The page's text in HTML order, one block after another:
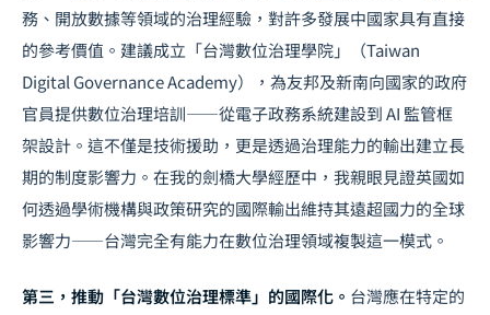
務、開放數據等領域的治理經驗，對許多發展中國家具有直接
的參考價值。建議成立「台灣數位治理學院」（Taiwan
Digital Governance Academy），為友邦及新南向國家的政府
官員提供數位治理培訓——從電子政務系統建設到 AI 監管框
架設計。這不僅是技術援助，更是透過治理能力的輸出建立長
期的制度影響力。在我的劍橋大學經歷中，我親眼見證英國如
何透過學術機構與政策研究的國際輸出維持其遠超國力的全球
影響力——台灣完全有能力在數位治理領域複製這一模式。
第三，推動「台灣數位治理標準」的國際化。 台灣應在特定的